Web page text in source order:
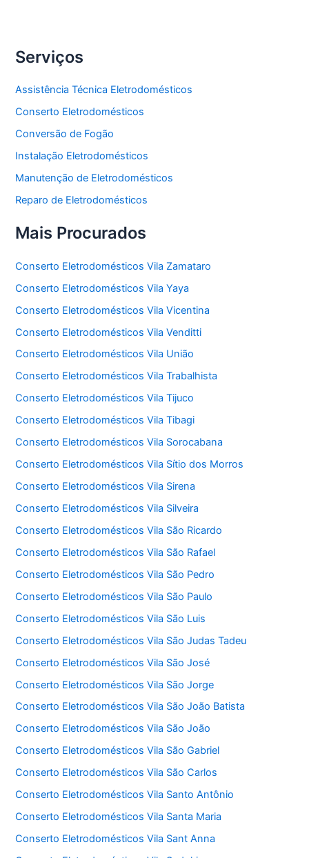
Serviços
Assistência Técnica Eletrodomésticos
Conserto Eletrodomésticos
Conversão de Fogão
Instalação Eletrodomésticos
Manutenção de Eletrodomésticos
Reparo de Eletrodomésticos
Mais Procurados
Conserto Eletrodomésticos Vila Zamataro
Conserto Eletrodomésticos Vila Yaya
Conserto Eletrodomésticos Vila Vicentina
Conserto Eletrodomésticos Vila Venditti
Conserto Eletrodomésticos Vila União
Conserto Eletrodomésticos Vila Trabalhista
Conserto Eletrodomésticos Vila Tijuco
Conserto Eletrodomésticos Vila Tibagi
Conserto Eletrodomésticos Vila Sorocabana
Conserto Eletrodomésticos Vila Sítio dos Morros
Conserto Eletrodomésticos Vila Sirena
Conserto Eletrodomésticos Vila Silveira
Conserto Eletrodomésticos Vila São Ricardo
Conserto Eletrodomésticos Vila São Rafael
Conserto Eletrodomésticos Vila São Pedro
Conserto Eletrodomésticos Vila São Paulo
Conserto Eletrodomésticos Vila São Luis
Conserto Eletrodomésticos Vila São Judas Tadeu
Conserto Eletrodomésticos Vila São José
Conserto Eletrodomésticos Vila São Jorge
Conserto Eletrodomésticos Vila São João Batista
Conserto Eletrodomésticos Vila São João
Conserto Eletrodomésticos Vila São Gabriel
Conserto Eletrodomésticos Vila São Carlos
Conserto Eletrodomésticos Vila Santo Antônio
Conserto Eletrodomésticos Vila Santa Maria
Conserto Eletrodomésticos Vila Sant Anna